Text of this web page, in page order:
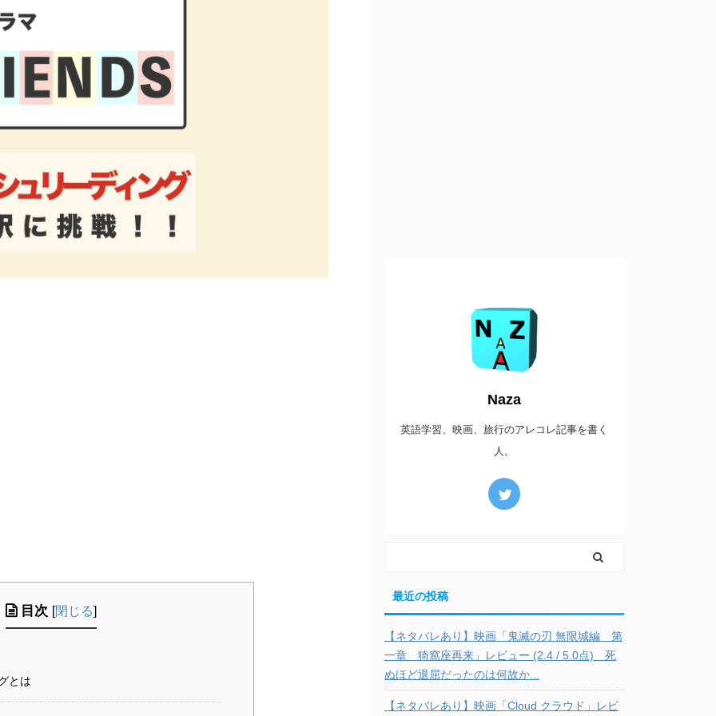
目次 [閉じる]
とは
Naza
英語学習、映画、旅行のアレコレ記事を書く
人。
最近の投稿
【ネタバレあり】映画「鬼滅の刃 無限城編 第
一章 猗窩座再来」レビュー (2.4 / 5.0点) 死
ぬほど退屈だったのは何故か...
【ネタバレあり】映画「Cloud クラウド」レビ